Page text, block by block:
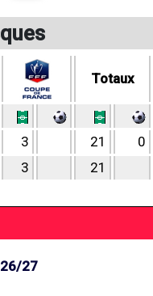
Totaux
3 21
0
3 21
27